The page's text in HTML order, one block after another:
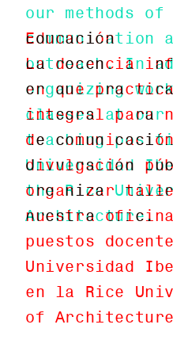
our methods of
communication
outreach. In
organizing
classes at
teaching
Universidad
the Rice
Architecture.
Educación
La docencia
en que
integral para
de
divulgación
organizar
nuestra
puestos
Universidad
en la Rice
of